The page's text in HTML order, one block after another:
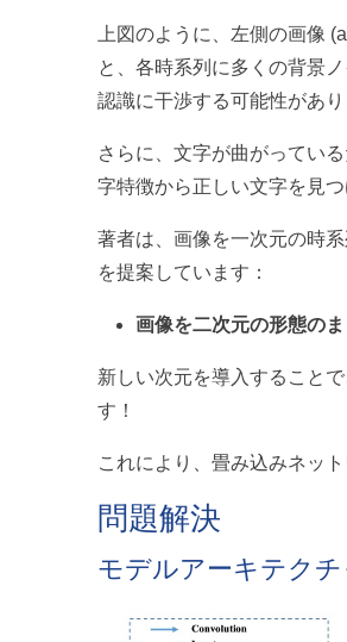
上図のように、左側の画像
と、各時系列に多くの背景
認識に干渉する可能性があり
さらに、文字が曲がってい
字特徴から正しい文字を見
著者は、画像を一次元の時
を提案しています：
画像を二次元の形態の
新しい次元を導入すること
す！
これにより、畳み込みネッ
問題解決
モデルアーキテクチ